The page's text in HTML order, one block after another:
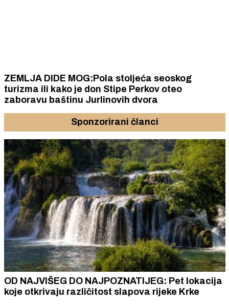
ZEMLJA DIDE MOG:Pola stoljeća seoskog
turizma ili kako je don Stipe Perkov oteo
zaboravu baštinu Jurlinovih dvora
Sponzorirani članci
OD NAJVIŠEG DO NAJPOZNATIJEG: Pet lokacija
koje otkrivaju različitost slapova rijeke Krke